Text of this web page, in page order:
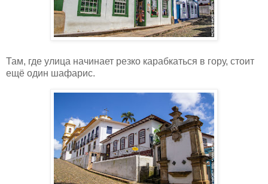
Там, где улица начинает резко карабкаться в гору, стоит
ещё один шафарис.